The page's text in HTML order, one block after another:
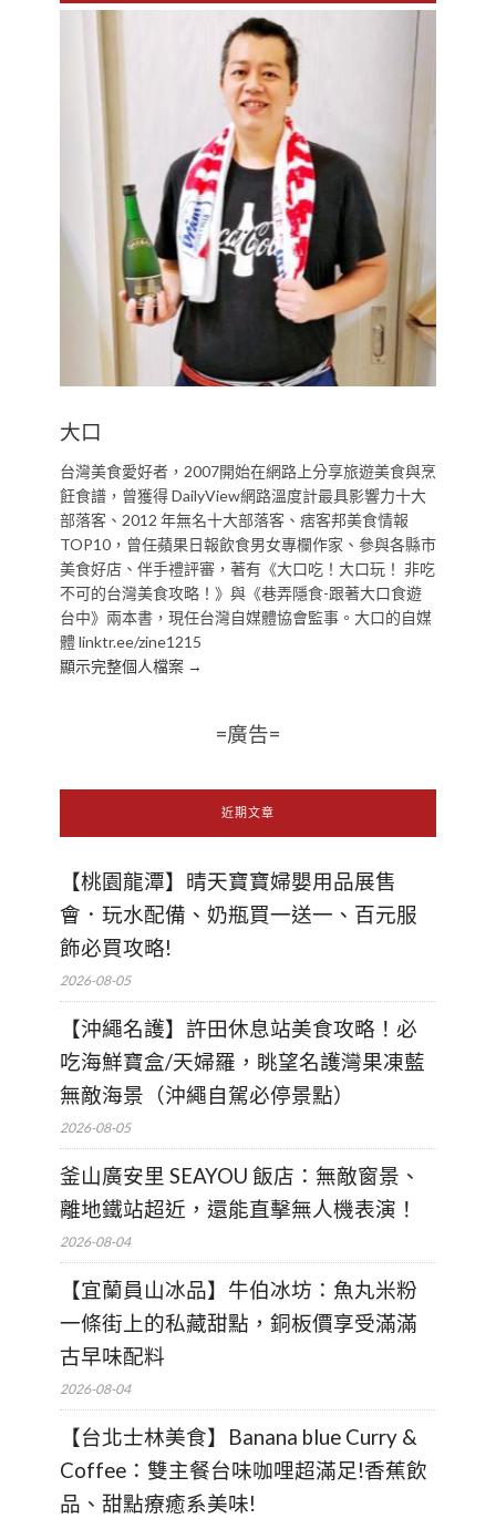
大口
台灣美食愛好者，2007開始在網路上分享旅遊美食與烹
飪食譜，曾獲得 DailyView網路溫度計最具影響力十大
部落客、2012 年無名十大部落客、痞客邦美食情報
TOP10，曾任蘋果日報飲食男女專欄作家、參與各縣市
美食好店、伴手禮評審，著有《大口吃！大口玩！ 非吃
不可的台灣美食攻略！》與《巷弄隱食-跟著大口食遊
台中》兩本書，現任台灣自媒體協會監事。大口的自媒
體 linktr.ee/zine1215
顯示完整個人檔案 →
=廣告=
近期文章
【桃園龍潭】晴天寶寶婦嬰用品展售
會．玩水配備、奶瓶買一送一、百元服
飾必買攻略!
2026-08-05
【沖繩名護】許田休息站美食攻略！必
吃海鮮寶盒/天婦羅，眺望名護灣果凍藍
無敵海景（沖繩自駕必停景點）
2026-08-05
釜山廣安里 SEAYOU 飯店：無敵窗景、
離地鐵站超近，還能直擊無人機表演！
2026-08-04
【宜蘭員山冰品】牛伯冰坊：魚丸米粉
一條街上的私藏甜點，銅板價享受滿滿
古早味配料
2026-08-04
【台北士林美食】Banana blue Curry &
Coffee：雙主餐台味咖哩超滿足!香蕉飲
品、甜點療癒系美味!